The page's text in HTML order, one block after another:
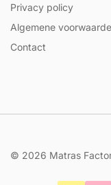
Privacy policy
Algemene
Contact
© 2026 Matras